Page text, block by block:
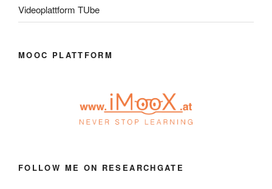
Videoplattform TUbe
MOOC PLATTFORM
FOLLOW ME ON RESEARCHGATE